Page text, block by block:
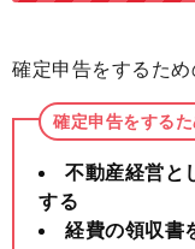
確定申告をするため
確定申告をする
不動産経営と
する
経費の領収書